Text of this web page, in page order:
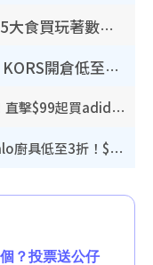
【8月生日優惠2026】全港85大食買玩著數攻略 自助餐/火鍋放題同行免費＋誠品/DONKI送現金券
開倉優惠｜銅鑼灣MICHAEL KORS開倉低至17折！直擊$500起買手袋/銀包/鞋款 必買經典Jet Set系列
開倉優惠｜馬拉松開倉低至3折！直擊$99起買adidas／New Balance／Puma鞋款 STANLEY保溫杯劈價至$119起
廚具優惠｜普樂氏/意美廚/Buffalo廚具低至3折！$89起買煎鍋／炒鑊／個人鍋 同場小家電激減至$99起